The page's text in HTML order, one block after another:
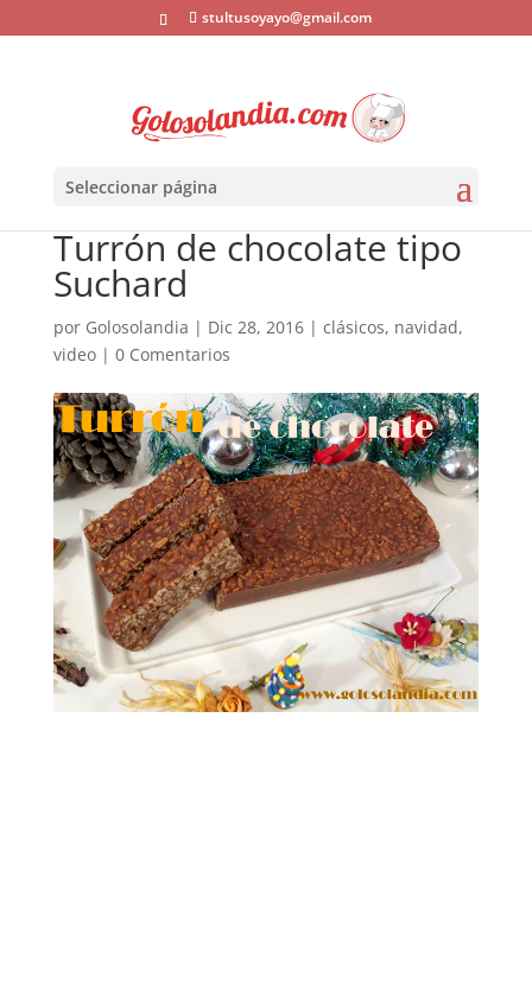
stultusoyayo@gmail.com
Seleccionar página
Turrón de chocolate tipo
Suchard
por Golosolandia | Dic 28, 2016| clásicos, navidad,
video| 0 Comentarios